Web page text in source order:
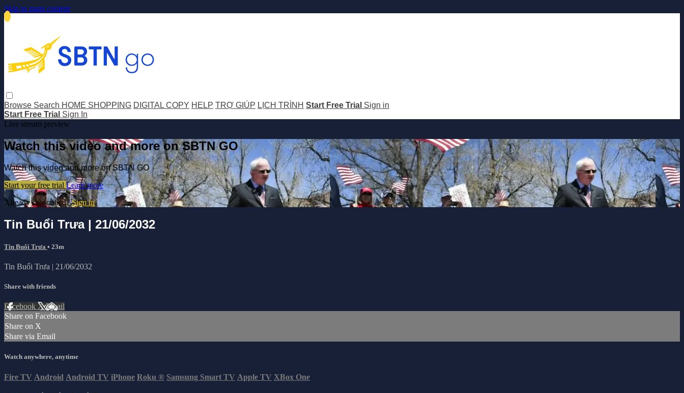
Skip to main content
Browse Search HOME SHOPPING DIGITAL COPY HELP TRỢ GIÚP LỊCH TRÌNH Start Free Trial Sign in
Start Free Trial Sign In
Live stream preview
Watch this video and more on SBTN GO
Watch this video and more on SBTN GO
Start your free trial Learn more
Already subscribed?Sign in
Tin Buổi Trưa | 21/06/2032
Tin Buổi Trưa • 23m
Tin Buổi Trưa | 21/06/2032
Share with friends
Facebook XEmail
Share on Facebook
Share on X
Share via Email
Watch anywhere, anytime
Fire TV Android Android TV iPhone Roku ® Samsung Smart TV Apple TV XBox One